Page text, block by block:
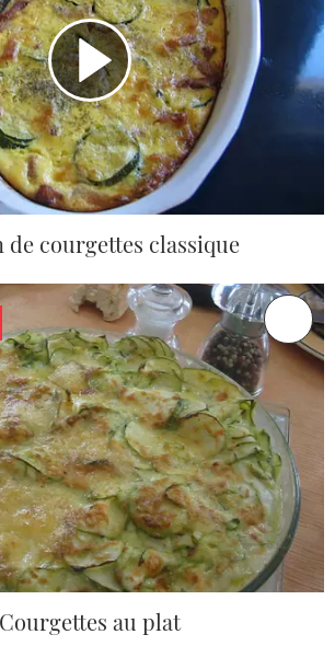
de courgettes classique
Courgettes au plat